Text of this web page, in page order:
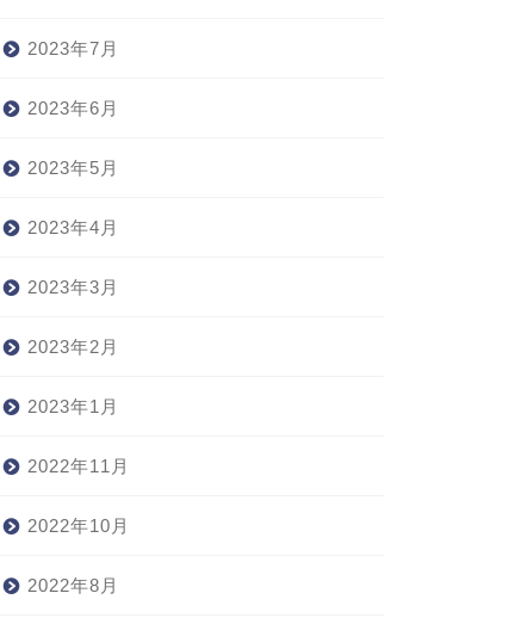
2023年7月
2023年6月
2023年5月
2023年4月
2023年3月
2023年2月
2023年1月
2022年11月
2022年10月
2022年8月